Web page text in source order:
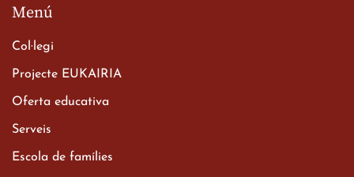
Xerrada del Sr. Bisbe als
Batxillerat
Menú
Col·legi
Projecte EUKAIRIA
Oferta educativa
Serveis
Escola de famílies